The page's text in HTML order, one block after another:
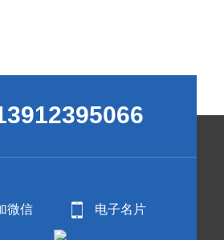
微信 电子名片